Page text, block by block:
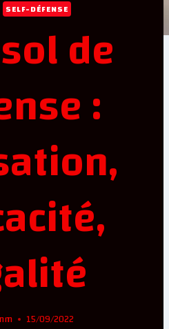
SELF-DÉFENSE
de
:
15/09/2022